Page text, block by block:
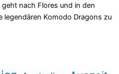
geht nach Flores und in den
legendären Komodo Dragons zu